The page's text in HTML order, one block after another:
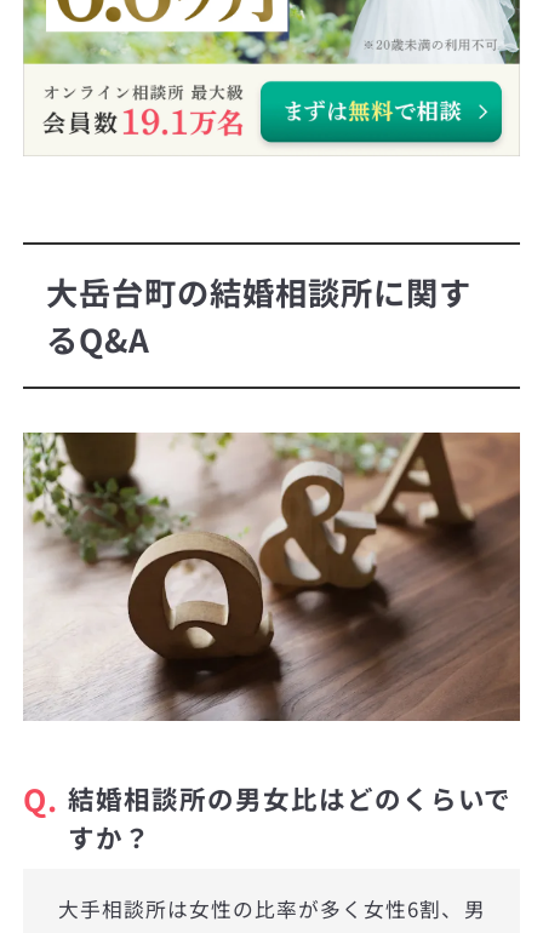
大岳台町の結婚相談所に関す
るQ&A
Q. 結婚相談所の男女比はどのくらいで
すか？
大手相談所は女性の比率が多く女性6割、男